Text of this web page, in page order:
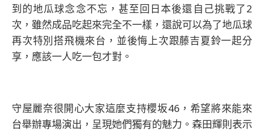
到的地瓜球念念不忘，甚至回日本後還自己挑戰了2
次，雖然成品吃起來完全不一樣，還說可以為了地瓜球
再次特別搭飛機來台，並後悔上次跟藤吉夏鈴一起分
享，應該一人吃一包才對。
守屋麗奈很開心大家這麼支持櫻坂46，希望將來能來
台舉辦專場演出，呈現她們獨有的魅力。森田輝則表示